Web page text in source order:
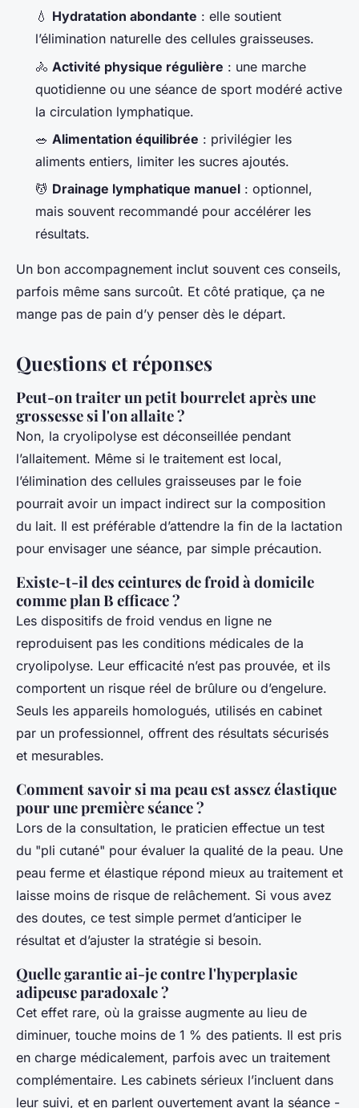
💧 Hydratation abondante : elle soutient
l’élimination naturelle des cellules graisseuses.
🚴 Activité physique régulière : une marche
quotidienne ou une séance de sport modéré active
la circulation lymphatique.
🥗 Alimentation équilibrée : privilégier les
aliments entiers, limiter les sucres ajoutés.
💆 Drainage lymphatique manuel : optionnel,
mais souvent recommandé pour accélérer les
résultats.
Un bon accompagnement inclut souvent ces conseils,
parfois même sans surcoût. Et côté pratique, ça ne
mange pas de pain d’y penser dès le départ.
Questions et réponses
Peut-on traiter un petit bourrelet après une
grossesse si l'on allaite ?
Non, la cryolipolyse est déconseillée pendant
l’allaitement. Même si le traitement est local,
l’élimination des cellules graisseuses par le foie
pourrait avoir un impact indirect sur la composition
du lait. Il est préférable d’attendre la fin de la lactation
pour envisager une séance, par simple précaution.
Existe-t-il des ceintures de froid à domicile
comme plan B efficace ?
Les dispositifs de froid vendus en ligne ne
reproduisent pas les conditions médicales de la
cryolipolyse. Leur efficacité n’est pas prouvée, et ils
comportent un risque réel de brûlure ou d’engelure.
Seuls les appareils homologués, utilisés en cabinet
par un professionnel, offrent des résultats sécurisés
et mesurables.
Comment savoir si ma peau est assez élastique
pour une première séance ?
Lors de la consultation, le praticien effectue un test
du "pli cutané" pour évaluer la qualité de la peau. Une
peau ferme et élastique répond mieux au traitement et
laisse moins de risque de relâchement. Si vous avez
des doutes, ce test simple permet d’anticiper le
résultat et d’ajuster la stratégie si besoin.
Quelle garantie ai-je contre l'hyperplasie
adipeuse paradoxale ?
Cet effet rare, où la graisse augmente au lieu de
diminuer, touche moins de 1 % des patients. Il est pris
en charge médicalement, parfois avec un traitement
complémentaire. Les cabinets sérieux l’incluent dans
leur suivi, et en parlent ouvertement avant la séance -